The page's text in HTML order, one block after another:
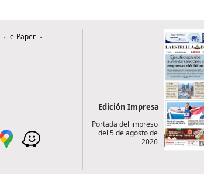
e-Paper
Edición Impresa
Portada del impreso
del 5 de agosto de
2026